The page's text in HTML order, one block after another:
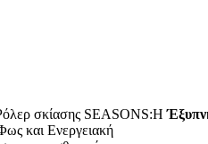
σκίασης SEASONS:Η
και Ενεργειακή